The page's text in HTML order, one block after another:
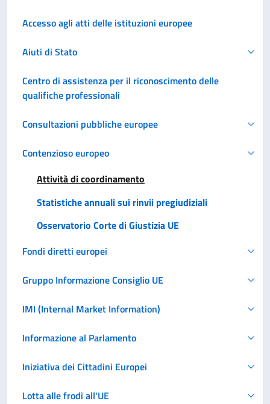
Accesso agli atti delle istituzioni europee
Aiuti di Stato
Centro di assistenza per il riconoscimento delle
qualifiche professionali
Consultazioni pubbliche europee
Contenzioso europeo
Attività di coordinamento
Statistiche annuali sui rinvii pregiudiziali
Osservatorio Corte di Giustizia UE
Fondi diretti europei
Gruppo Informazione Consiglio UE
IMI (Internal Market Information)
Informazione al Parlamento
Iniziativa dei Cittadini Europei
Lotta alle frodi all'UE